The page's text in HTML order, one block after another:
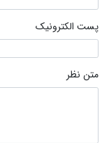
پست الکترونیک
متن نظر